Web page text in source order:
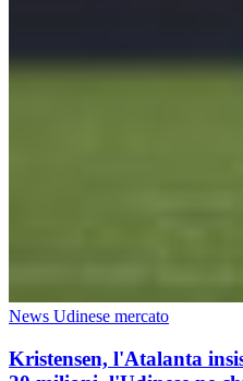
News Udinese mercato
Kristensen, l'Atalanta